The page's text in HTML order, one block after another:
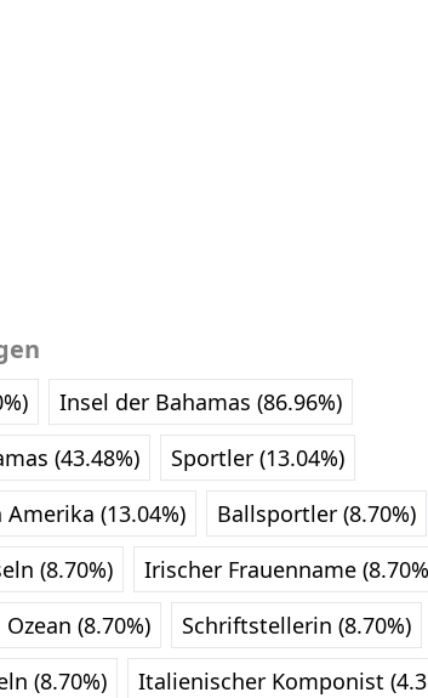
Insel der Bahamas (86.96%)
(43.48%)
Sportler (13.04%)
(13.04%)
Ballsportler (8.70%)
(8.70%)
Irischer Frauenname
(8.70%)
Schriftstellerin (8.70%)
(8.70%)
Italienischer Komponist